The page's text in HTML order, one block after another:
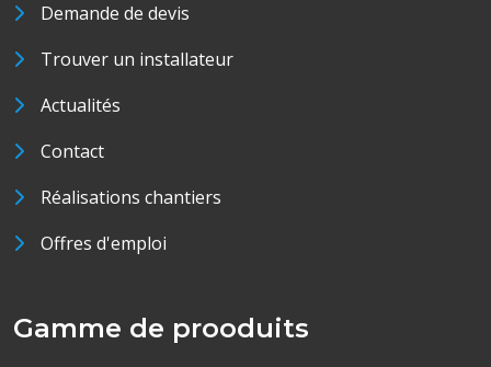
Demande de devis
Trouver un installateur
Actualités
Contact
Réalisations chantiers
Offres d'emploi
Gamme de prooduits